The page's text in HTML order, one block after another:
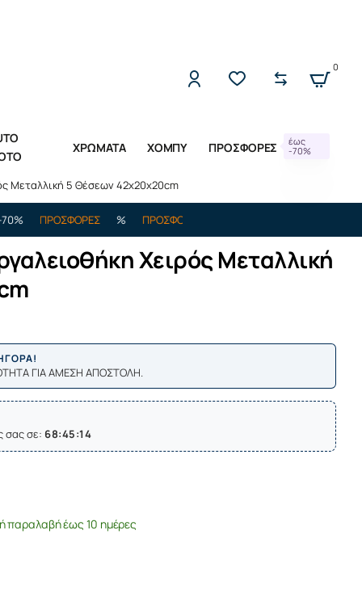
0
ΧΡΩΜΑΤΑ ΧΟΜΠΥ ΠΡΟΣΦΟΡΕΣ
έως
-70%
Μεταλλική 5 Θέσεων 42x20x20cm
ΠΡΟΣΦΟΡΕΣ % ΠΡΟΣΦΟΡΕΣ %
Χειρός Μεταλλική
ΓΙΑ ΑΜΕΣΗ ΑΠΟΣΤΟΛΗ.
σας σε: 68:45:13
έως 10 ημέρες